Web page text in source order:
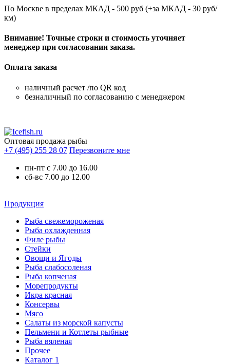
По Москве в пределах МКАД - 500 руб (+за МКАД - 30 руб/
км)
Внимание! Точные строки и стоимость уточняет
менеджер при согласовании заказа.
Оплата заказа
наличный расчет /по QR код
безналичный по согласованию с менеджером
Оптовая продажа рыбы
+7 (495) 255 28 07 Перезвоните мне
пн-пт с 7.00 до 16.00
сб-вс 7.00 до 12.00
Продукция
Рыба свежемороженая
Рыба охлажденная
Филе рыбы
Стейки
Овощи и Ягоды
Рыба слабосоленая
Рыба копченая
Морепродукты
Икра красная
Консервы
Мясо
Салаты из морской капусты
Пельмени и Котлеты рыбные
Рыба вяленая
Прочее
Каталог 1